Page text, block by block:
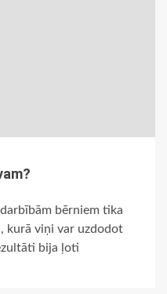
bērniem tika
kurā viņi var uzdodot
bija ļoti